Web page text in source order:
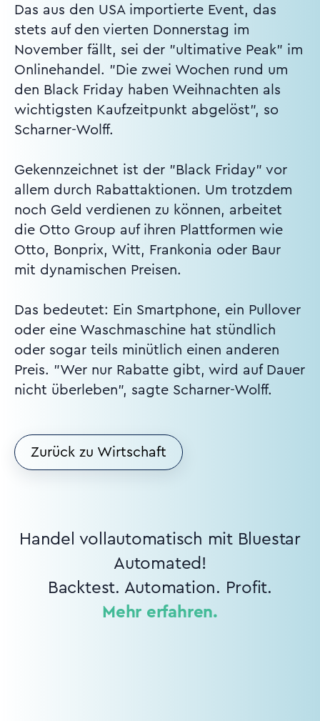
Das aus den USA importierte Event, das
stets auf den vierten Donnerstag im
November fällt, sei der "ultimative Peak" im
Onlinehandel. "Die zwei Wochen rund um
den Black Friday haben Weihnachten als
wichtigsten Kaufzeitpunkt abgelöst", so
Scharner-Wolff.
Gekennzeichnet ist der "Black Friday" vor
allem durch Rabattaktionen. Um trotzdem
noch Geld verdienen zu können, arbeitet
die Otto Group auf ihren Plattformen wie
Otto, Bonprix, Witt, Frankonia oder Baur
mit dynamischen Preisen.
Das bedeutet: Ein Smartphone, ein Pullover
oder eine Waschmaschine hat stündlich
oder sogar teils minütlich einen anderen
Preis. "Wer nur Rabatte gibt, wird auf Dauer
nicht überleben", sagte Scharner-Wolff.
Zurück zu Wirtschaft
Handel vollautomatisch mit Bluestar
Automated!
Backtest. Automation. Profit.
Mehr erfahren.